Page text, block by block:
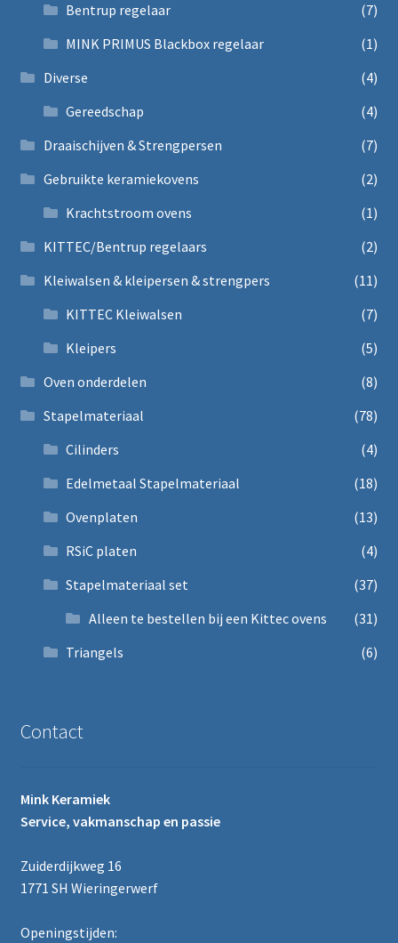
Bentrup regelaar
(7)
MINK PRIMUS Blackbox regelaar
(1)
Diverse
(4)
Gereedschap
(4)
Draaischijven & Strengpersen
(7)
Gebruikte keramiekovens
(2)
Krachtstroom ovens
(1)
KITTEC/Bentrup regelaars
(2)
Kleiwalsen & kleipersen & strengpers
(11)
KITTEC Kleiwalsen
(7)
Kleipers
(5)
Oven onderdelen
(8)
Stapelmateriaal
(78)
Cilinders
(4)
Edelmetaal Stapelmateriaal
(18)
Ovenplaten
(13)
RSiC platen
(4)
Stapelmateriaal set
(37)
Alleen te bestellen bij een Kittec ovens
(31)
Triangels
(6)
Contact
Mink Keramiek
Service, vakmanschap en passie
Zuiderdijkweg 16
1771 SH Wieringerwerf
Openingstijden: